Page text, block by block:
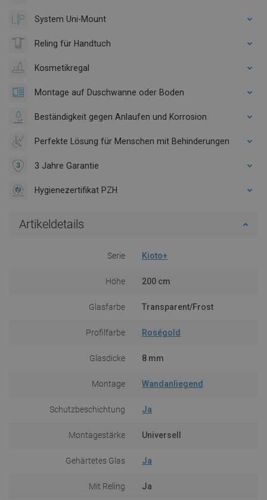
System Uni-Mount
Reling für Handtuch
Kosmetikregal
Montage auf Duschwanne oder Boden
Beständigkeit gegen Anlaufen und Korrosion
Perfekte Lösung für Menschen mit Behinderungen
3 Jahre Garantie
Hygienezertifikat PZH
Artikeldetails
Serie Kioto+
Höhe 200 cm
Glasfarbe Transparent/Frost
Profilfarbe Roségold
Glasdicke 8 mm
Montage Wandanliegend
Schutzbeschichtung Ja
Montagestärke Universell
Gehärtetes Glas Ja
Mit Reling Ja